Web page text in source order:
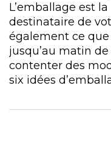
L’emballage est
destinataire de
également ce que
jusqu’au matin
contenter des
six idées